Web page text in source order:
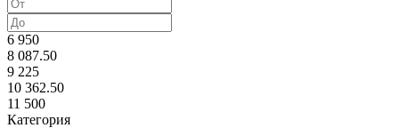
6 950
8 087.50
9 225
10 362.50
11 500
Категория